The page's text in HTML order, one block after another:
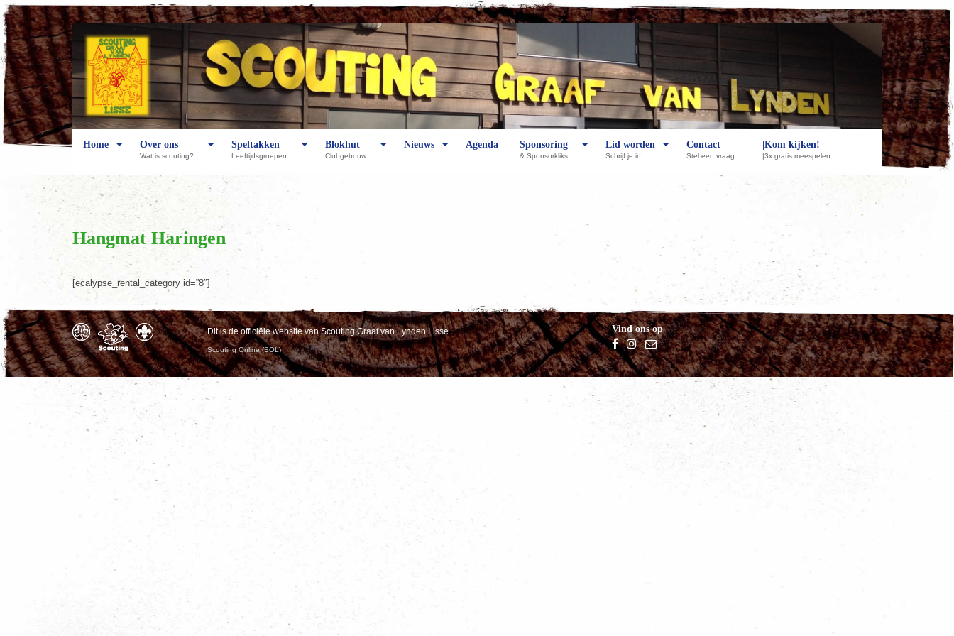
Home Over ons
Wat is scouting?
Speltakken
Leeftijdsgroepen
Blokhut
Clubgebouw
Nieuws Agenda Sponsoring
& Sponsorkliks
Lid worden
Schrijf je in!
Contact
Stel een vraag
|Kom kijken!
|3x gratis meespelen
Hangmat Haringen
[ecalypse_rental_category id=”8″]
Dit is de officiële website van Scouting Graaf van Lynden Lisse
Scouting Online (SOL)
Vind ons op